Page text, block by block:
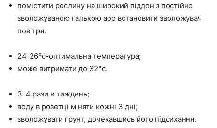
помістити рослину на широкий піддон з постійно
зволожуваною галькою або встановити зволожувач
повітря.
24-26°с-оптимальна температура;
може витримати до 32°с.
3-4 рази в тиждень;
воду в розетці міняти кожні 3 дні;
зволожувати грунт, дочекавшись його підсихання.